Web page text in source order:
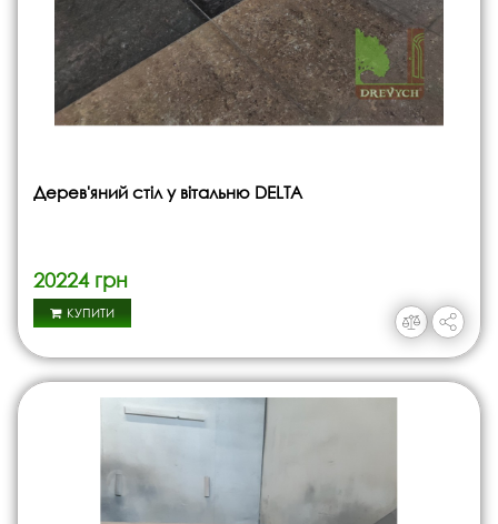
Дерев'яний стіл у вітальню DELTA
20224 грн
КУПИТИ